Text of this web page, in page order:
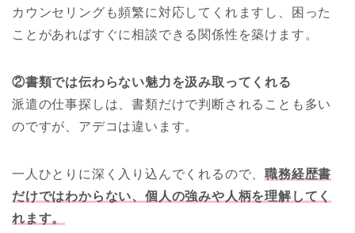
カウンセリングも頻繁に対応してくれますし、困った
ことがあればすぐに相談できる関係性を築けます。
②書類では伝わらない魅力を汲み取ってくれる
派遣の仕事探しは、書類だけで判断されることも多い
のですが、アデコは違います。
一人ひとりに深く入り込んでくれるので、職務経歴書
だけではわからない、個人の強みや人柄を理解してく
れます。